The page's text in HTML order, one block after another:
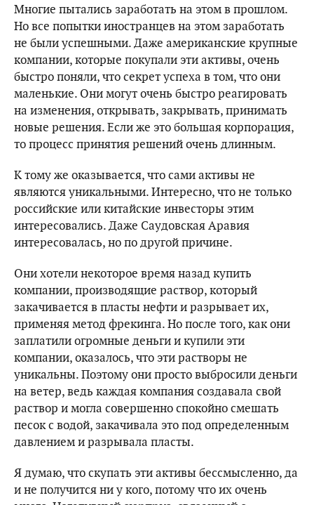
Многие пытались заработать на этом в прошлом.
Но все попытки иностранцев на этом заработать
не были успешными. Даже американские крупные
компании, которые покупали эти активы, очень
быстро поняли, что секрет успеха в том, что они
маленькие. Они могут очень быстро реагировать
на изменения, открывать, закрывать, принимать
новые решения. Если же это большая корпорация,
то процесс принятия решений очень длинным.
К тому же оказывается, что сами активы не
являются уникальными. Интересно, что не только
российские или китайские инвесторы этим
интересовались. Даже Саудовская Аравия
интересовалась, но по другой причине.
Они хотели некоторое время назад купить
компании, производящие раствор, который
закачивается в пласты нефти и разрывает их,
применяя метод фрекинга. Но после того, как они
заплатили огромные деньги и купили эти
компании, оказалось, что эти растворы не
уникальны. Поэтому они просто выбросили деньги
на ветер, ведь каждая компания создавала свой
раствор и могла совершенно спокойно смешать
песок с водой, закачивала это под определенным
давлением и разрывала пласты.
Я думаю, что скупать эти активы бессмысленно, да
и не получится ни у кого, потому что их очень